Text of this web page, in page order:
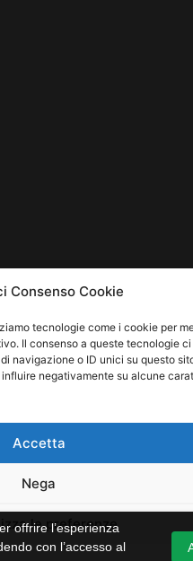
Consenso Cookie
tecnologie come i cookie per
Il consenso a queste tecnologie
navigazione o ID unici su questo
negativamente su alcune
Accetta
Nega
le preferenze
offrire l’esperienza
con l’accesso al